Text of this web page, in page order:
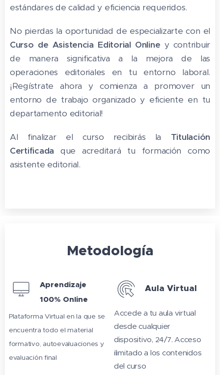
estándares de calidad y eficiencia requeridos.
No pierdas la oportunidad de especializarte con el
Curso de Asistencia Editorial Online y contribuir
de manera significativa a la mejora de las
operaciones editoriales en tu entorno laboral.
¡Regístrate ahora y comienza a promover un
entorno de trabajo organizado y eficiente en tu
departamento editorial!
Al finalizar el curso recibirás la Titulación
Certificada que acreditará tu formación como
asistente editorial.
Metodología
Aprendizaje
100% Online
Plataforma Virtual en la que se
encuentra todo el material
formativo, autoevaluaciones y
evaluación final
Aula Virtual
Accede a tu aula virtual
desde cualquier
dispositivo, 24/7. Acceso
ilimitado a los contenidos
del curso